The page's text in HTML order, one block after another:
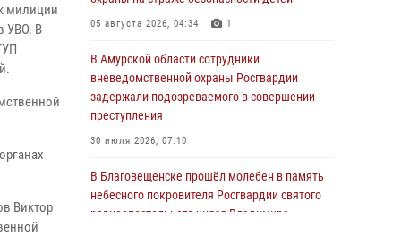
милиции
УВО. В
Виктор
05 августа 2026, 04:34 1
В Амурской области сотрудники
вневедомственной охраны Росгвардии
задержали подозреваемого в совершении
преступления
30 июля 2026, 07:10
В Благовещенске прошёл молебен в память
небесного покровителя Росгвардии святого
равноапостольного князя Владимира